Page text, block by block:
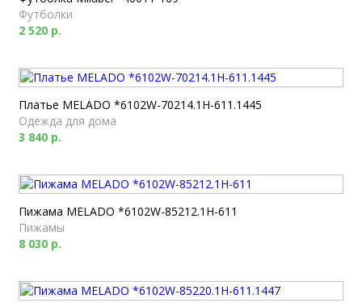
Футболки
2 520 р.
Платье MELADO *6102W-70214.1H-611.1445
Одежда для дома
3 840 р.
Пижама MELADO *6102W-85212.1H-611
Пижамы
8 030 р.